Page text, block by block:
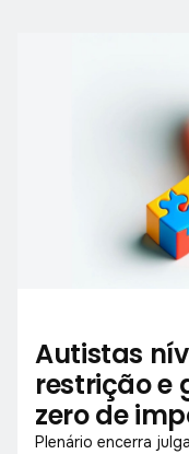
Autistas
restrição e
zero de
Plenário encerra